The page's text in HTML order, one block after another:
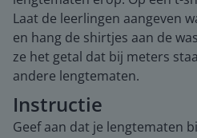
Laat de leerlingen aangeven
en hang de shirtjes aan de
ze het getal dat bij meters
andere lengtematen.
Instructie
Geef aan dat je lengtematen